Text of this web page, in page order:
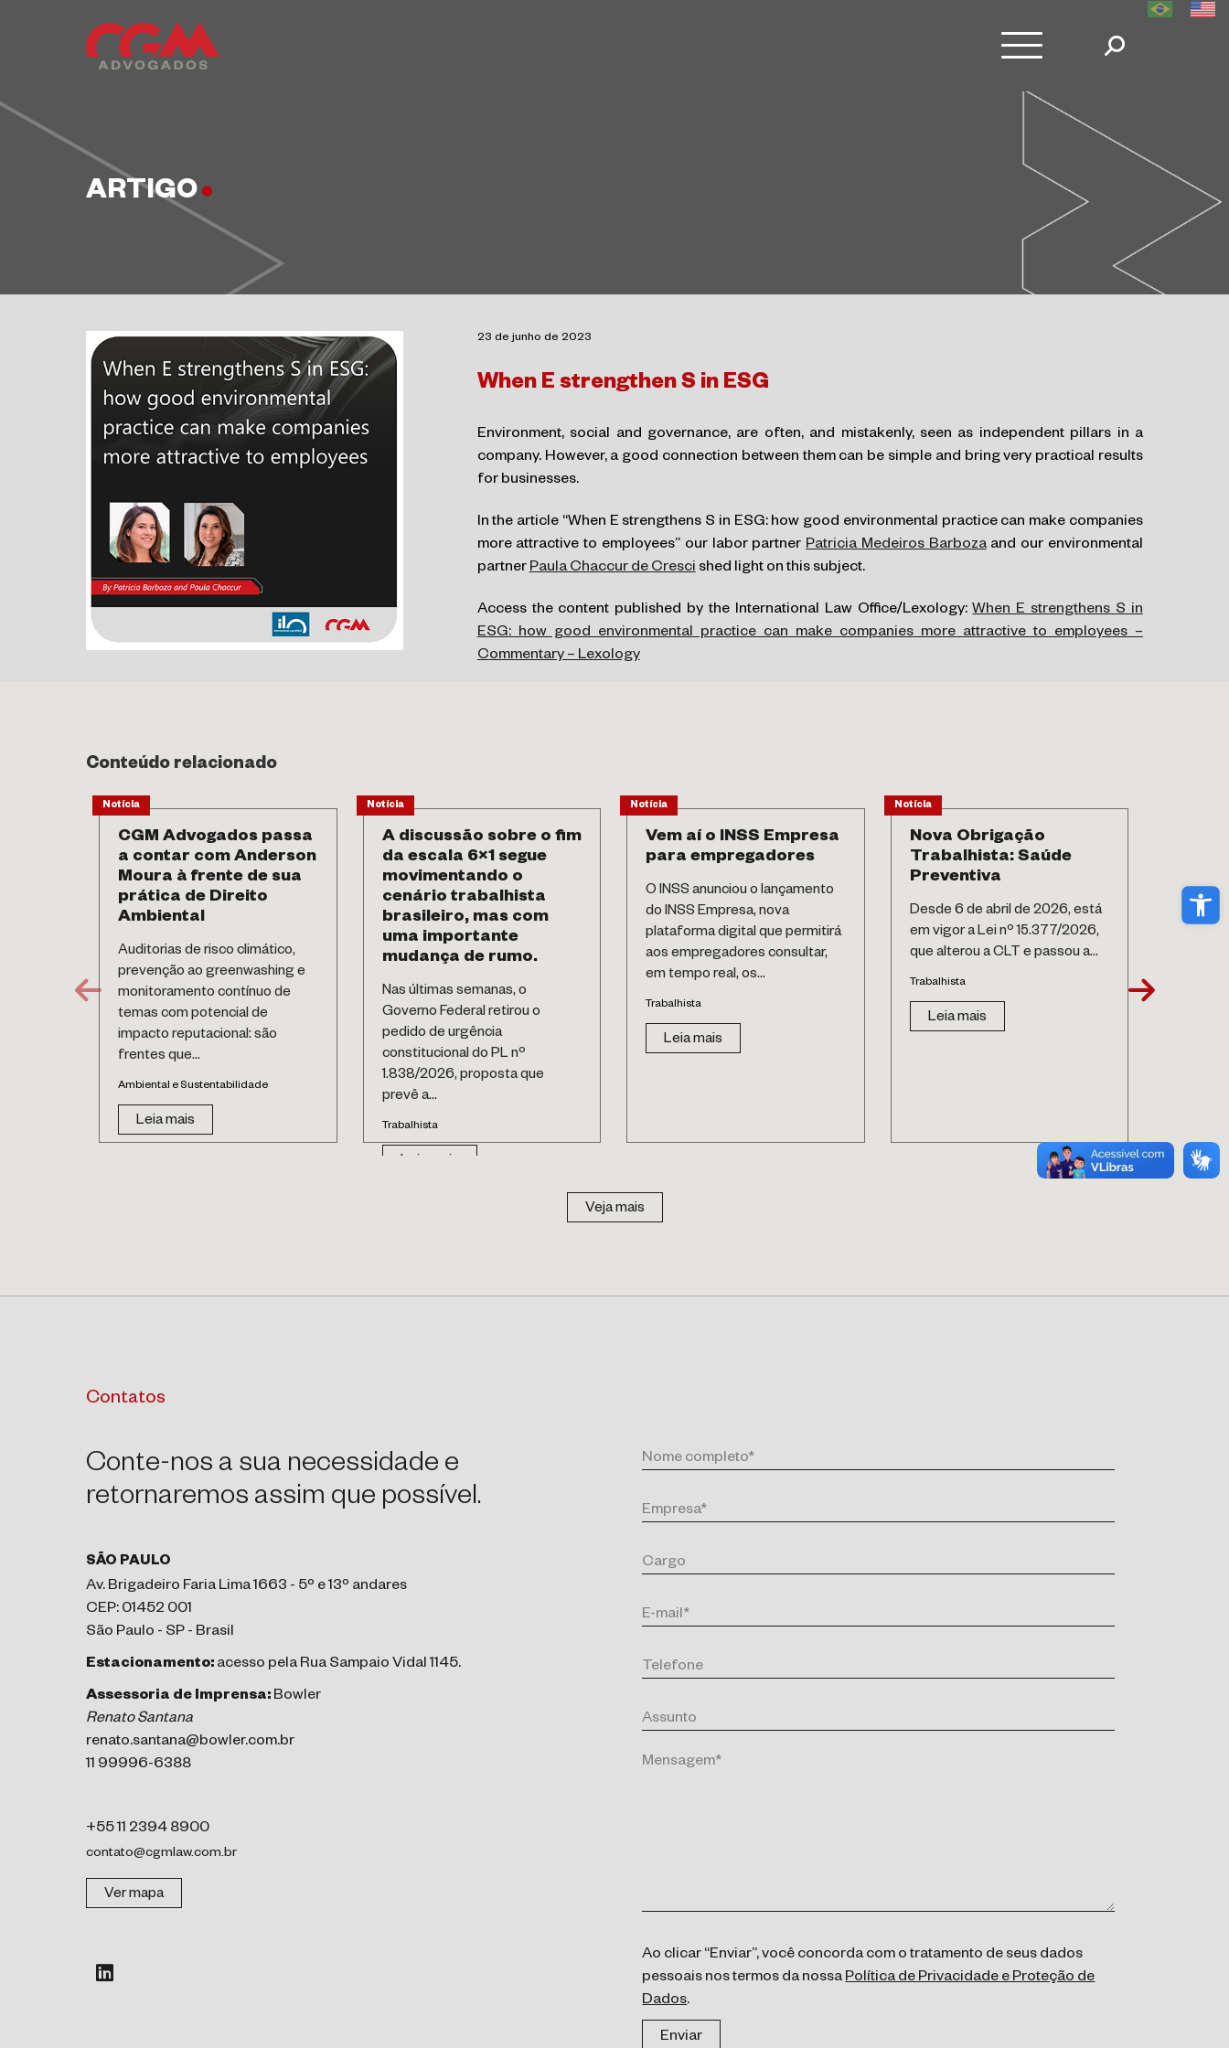
ARTIGO
23 de junho de 2023
When E strengthen S in ESG
Environment, social and governance, are often, and mistakenly, seen as independent pillars in a
company. However, a good connection between them can be simple and bring very practical results
for businesses.
In the article “When E strengthens S in ESG: how good environmental practice can make companies
more attractive to employees” our labor partnerPatricia Medeiros Barbozaand our environmental
partnerPaula Chaccur de Crescished light on this subject.
Access the content published by the International Law Office/Lexology:When E strengthens S in
ESG: how good environmental practice can make companies more attractive to employees –
Commentary – Lexology
Conteúdo relacionado
Notícia
CGM Advogados passa
a contar com Anderson
Moura à frente de sua
prática de Direito
Ambiental
Auditorias de risco climático,
prevenção ao greenwashing e
monitoramento contínuo de
temas com potencial de
impacto reputacional: são
frentes que...
Ambiental e Sustentabilidade
Leia mais
Notícia
A discussão sobre o fim
da escala 6×1 segue
movimentando o
cenário trabalhista
brasileiro, mas com
uma importante
mudança de rumo.
Nas últimas semanas, o
Governo Federal retirou o
pedido de urgência
constitucional do PL nº
1.838/2026, proposta que
prevê a...
Trabalhista
Notícia
Vem aí o INSS Empresa
para empregadores
O INSS anunciou o lançamento
do INSS Empresa, nova
plataforma digital que permitirá
aos empregadores consultar,
em tempo real, os...
Trabalhista
Leia mais
Notícia
Nova Obrigação
Trabalhista: Saúde
Preventiva
Desde 6 de abril de 2026, está
em vigor a Lei nº 15.377/2026,
que alterou a CLT e passou a...
Trabalhista
Leia mais
do
Veja mais
Contatos
Conte-nos a sua necessidade e
retornaremos assim que possível.
SÃO PAULO
Av. Brigadeiro Faria Lima 1663 - 5º e 13º andares
CEP: 01452 001
São Paulo - SP - Brasil
Estacionamento: acesso pela Rua Sampaio Vidal 1145.
Assessoria de Imprensa: Bowler
Renato Santana
renato.santana@bowler.com.br
11 99996-6388
+55 11 2394 8900
contato@cgmlaw.com.br
Ver mapa
Ao clicar “Enviar”, você concorda com o tratamento de seus dados
pessoais nos termos da nossaPolítica de Privacidade e Proteção de
Dados.